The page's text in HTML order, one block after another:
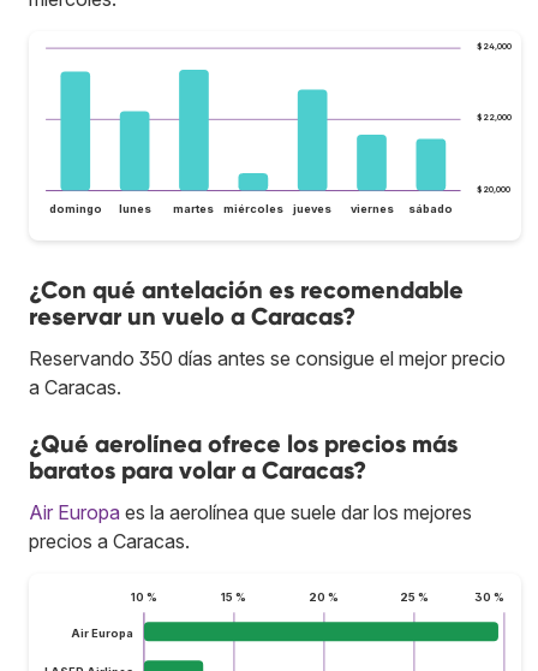
$20,000
$22,000
$24,000
domingo lunes martes miércoles jueves viernes sábado
¿Con qué antelación es recomendable
reservar un vuelo a Caracas?
Reservando 350 días antes se consigue el mejor precio
a Caracas.
¿Qué aerolínea ofrece los precios más
baratos para volar a Caracas?
Air Europa es la aerolínea que suele dar los mejores
precios a Caracas.
10 % 15 % 20 % 25 % 30 %
Air Europa